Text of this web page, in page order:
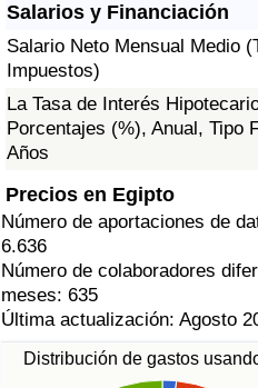
Salarios y Financiación
Salario Neto Mensual Medio
Impuestos)
La Tasa de Interés
Porcentajes (%), Anual, Tipo
Años
Precios en Egipto
Número de aportaciones de
6.636
Número de colaboradores
meses: 635
Última actualización: Agosto
Distribución de gastos